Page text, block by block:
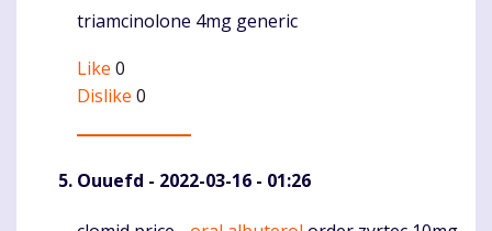
triamcinolone 4mg generic
Like 0
Dislike 0
Ouuefd - 2022-03-16 - 01:26